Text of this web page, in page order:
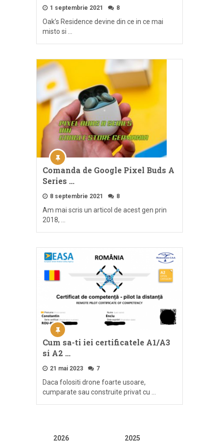
1 septembrie 2021 8
Oak’s Residence devine din ce in ce mai
misto si …
Comanda de Google Pixel Buds A
Series …
8 septembrie 2021 8
Am mai scris un articol de acest gen prin
2018, …
Cum sa-ti iei certificatele A1/A3
si A2 …
21 mai 2023 7
Daca folositi drone foarte usoare,
cumparate sau construite privat cu …
2026 2025